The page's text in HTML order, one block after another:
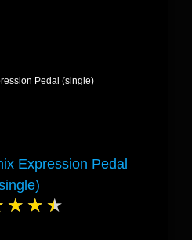
Expression Pedal